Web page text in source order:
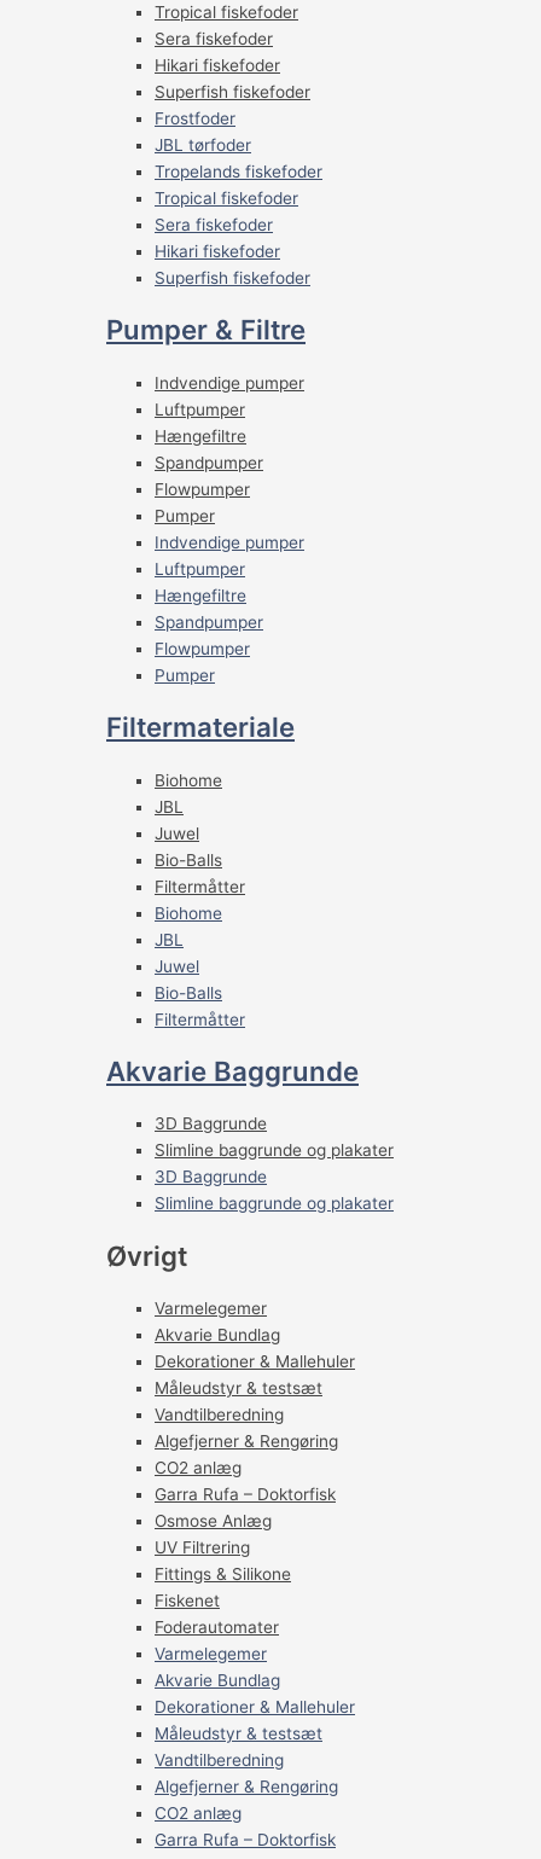
Tropical fiskefoder
Sera fiskefoder
Hikari fiskefoder
Superfish fiskefoder
Frostfoder
JBL tørfoder
Tropelands fiskefoder
Tropical fiskefoder
Sera fiskefoder
Hikari fiskefoder
Superfish fiskefoder
Pumper & Filtre
Indvendige pumper
Luftpumper
Hængefiltre
Spandpumper
Flowpumper
Pumper
Indvendige pumper
Luftpumper
Hængefiltre
Spandpumper
Flowpumper
Pumper
Filtermateriale
Biohome
JBL
Juwel
Bio-Balls
Filtermåtter
Biohome
JBL
Juwel
Bio-Balls
Filtermåtter
Akvarie Baggrunde
3D Baggrunde
Slimline baggrunde og plakater
3D Baggrunde
Slimline baggrunde og plakater
Øvrigt
Varmelegemer
Akvarie Bundlag
Dekorationer & Mallehuler
Måleudstyr & testsæt
Vandtilberedning
Algefjerner & Rengøring
CO2 anlæg
Garra Rufa – Doktorfisk
Osmose Anlæg
UV Filtrering
Fittings & Silikone
Fiskenet
Foderautomater
Varmelegemer
Akvarie Bundlag
Dekorationer & Mallehuler
Måleudstyr & testsæt
Vandtilberedning
Algefjerner & Rengøring
CO2 anlæg
Garra Rufa – Doktorfisk